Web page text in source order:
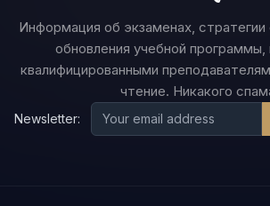
Информация об экзаменах, стратегии
обновления учебной программы,
квалифицированными
чтение. Никакого
Newsletter: